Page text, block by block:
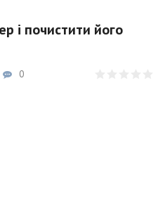
і почистити його
0